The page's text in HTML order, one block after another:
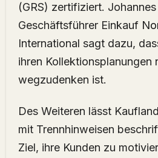
(GRS) zertifiziert.
Geschäftsführer Einkauf
International sagt dazu,
ihren Kollektionsplanungen
wegzudenken ist.
Des Weiteren lässt
mit Trennhinweisen
Ziel, ihre Kunden zu